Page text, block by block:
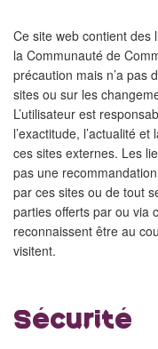
Ce site web contient des
la Communauté de
précaution mais n’a pas
sites ou sur les
L’utilisateur est
l’exactitude, l’actualité
ces sites externes. Les
pas une
par ces sites ou de tout
parties offerts par ou via
reconnaissent être au
visitent.
Sécurité